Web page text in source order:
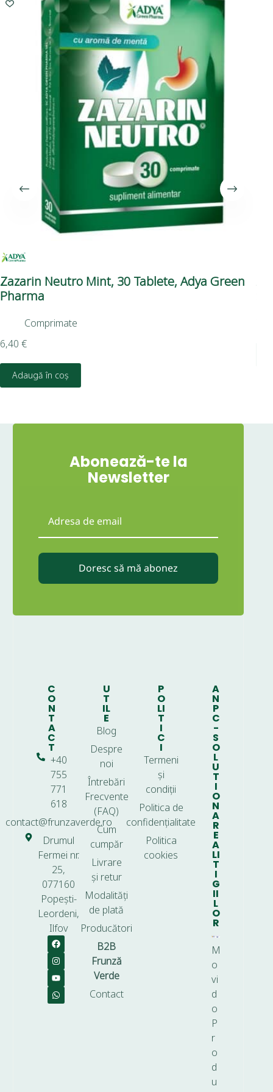
Zazarin Neutro Mint, 30 Tablete, Adya Green
Pharma
Comprimate
6,40 €
Adaugă în coș
Abonează-te la
Newsletter
Doresc să mă abonez
C
O
N
T
A
C
T
+40
755
771
618
contact@frunzaverde.ro
Drumul
Fermei nr.
25,
077160
Popești-
Leordeni,
Ilfov
U
T
IL
E
Blog
Despre
noi
Întrebări
Frecvente
(FAQ)
Cum
cumpăr
Livrare
și retur
Modalități
de plată
Producători
B2B
Frunză
Verde
Contact
P
O
LI
T
I
C
I
Termeni
și
condiții
Politica de
confidențialitate
Politica
cookies
A
N
P
C
-
S
O
L
U
T
I
O
N
A
R
E
A
LI
T
I
G
II
L
O
R
M
o
vi
d
o
P
r
o
d
u